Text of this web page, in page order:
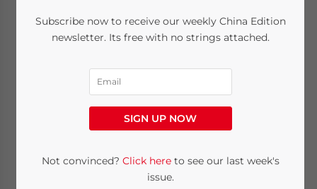
Dezan Shira &
su presencia a 27
mercados,
reforzando sus
capacidades en
Subscribe now to receive our weekly China Edition
newsletter. Its free with no strings attached.
SIGN UP NOW
Not convinced? Click hereto see our last week's
issue.